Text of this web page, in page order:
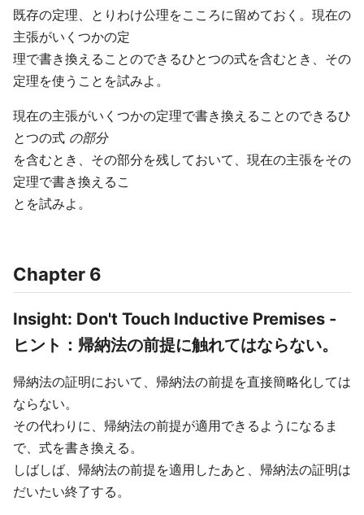
既存の定理、とりわけ公理をこころに留めておく。現在の
主張がいくつかの定
理で書き換えることのできるひとつの式を含むとき、その
定理を使うことを試みよ。
現在の主張がいくつかの定理で書き換えることのできるひ
とつの式 の部分
を含むとき、その部分を残しておいて、現在の主張をその
定理で書き換えるこ
とを試みよ。
Chapter 6
Insight: Don't Touch Inductive Premises -
ヒント：帰納法の前提に触れてはならない。
帰納法の証明において、帰納法の前提を直接簡略化しては
ならない。
その代わりに、帰納法の前提が適用できるようになるま
で、式を書き換える。
しばしば、帰納法の前提を適用したあと、帰納法の証明は
だいたい終了する。